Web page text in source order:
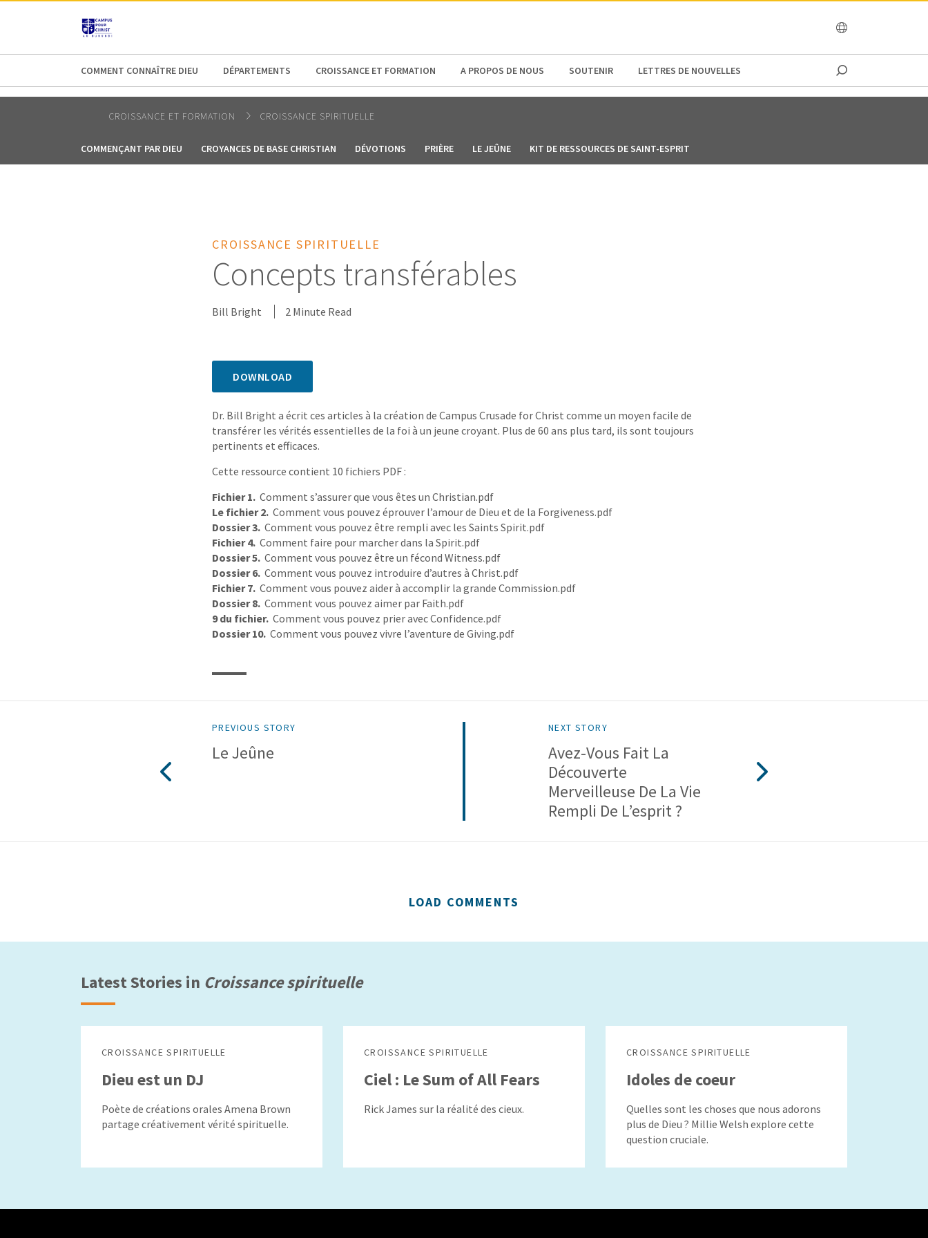
AFRICA
COMMENT CONNAÎTRE DIEU DÉPARTEMENTS CROISSANCE ET FORMATION A PROPOS DE NOUS SOUTENIR LETTRES DE NOUVELLES
CROISSANCE ET FORMATION CROISSANCE SPIRITUELLE
COMMENÇANT PAR DIEU CROYANCES DE BASE CHRISTIAN DÉVOTIONS PRIÈRE LE JEÛNE KIT DE RESSOURCES DE SAINT-ESPRIT
CROISSANCE SPIRITUELLE
Concepts transférables
Bill Bright 2 Minute Read
DOWNLOAD
Dr. Bill Bright a écrit ces articles à la création de Campus Crusade for Christ comme un moyen facile de
transférer les vérités essentielles de la foi à un jeune croyant. Plus de 60 ans plus tard, ils sont toujours
pertinents et efficaces.
Cette ressource contient 10 fichiers PDF :
Fichier 1. Comment s’assurer que vous êtes un Christian.pdf
Le fichier 2. Comment vous pouvez éprouver l’amour de Dieu et de la Forgiveness.pdf
Dossier 3. Comment vous pouvez être rempli avec les Saints Spirit.pdf
Fichier 4. Comment faire pour marcher dans la Spirit.pdf
Dossier 5. Comment vous pouvez être un fécond Witness.pdf
Dossier 6. Comment vous pouvez introduire d’autres à Christ.pdf
Fichier 7. Comment vous pouvez aider à accomplir la grande Commission.pdf
Dossier 8. Comment vous pouvez aimer par Faith.pdf
9 du fichier. Comment vous pouvez prier avec Confidence.pdf
Dossier 10. Comment vous pouvez vivre l’aventure de Giving.pdf
PREVIOUS STORY
Le Jeûne
NEXT STORY
Avez-Vous Fait La
Découverte
Merveilleuse De La Vie
Rempli De L’esprit ?
LOAD COMMENTS
Latest Stories in Croissance spirituelle
CROISSANCE SPIRITUELLE
Dieu est un DJ
Poète de créations orales Amena Brown
partage créativement vérité spirituelle.
CROISSANCE SPIRITUELLE
Ciel : Le Sum of All Fears
Rick James sur la réalité des cieux.
CROISSANCE SPIRITUELLE
Idoles de coeur
Quelles sont les choses que nous adorons
plus de Dieu ? Millie Welsh explore cette
question cruciale.